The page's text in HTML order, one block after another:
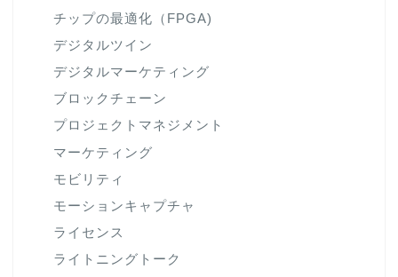
チップの最適化（FPGA)
デジタルツイン
デジタルマーケティング
ブロックチェーン
プロジェクトマネジメント
マーケティング
モビリティ
モーションキャプチャ
ライセンス
ライトニングトーク